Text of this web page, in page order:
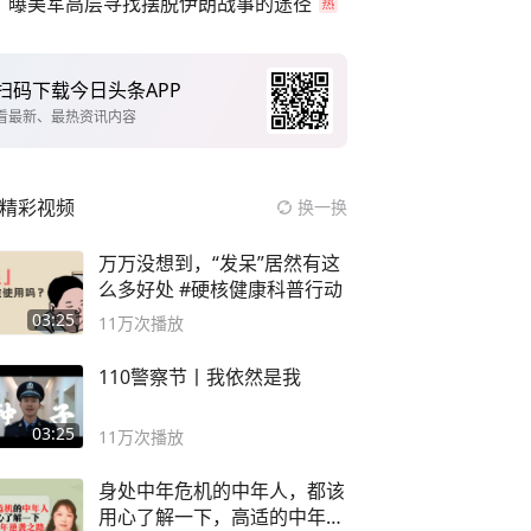
码下载今日头条APP
最新、最热资讯内容
精彩视频 换一换
03:25
万万没想到，“发呆”居然有这
么多好处 #硬核健康科普行动
11万次播放
03:25
110警察节丨我依然是我
11万次播放
身处中年危机的中年人，都该
用心了解一下，高适的中年逆